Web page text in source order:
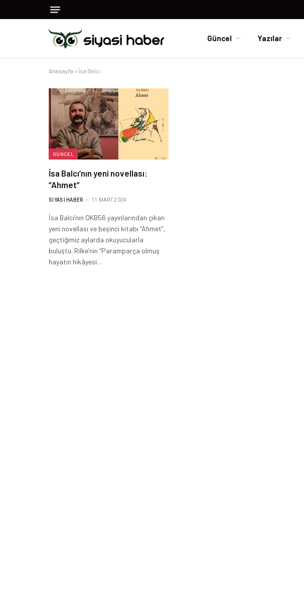
Güncel Yazılar
Anasayfa » İsa Balcı
GÜNCEL
İsa Balcı’nın yeni novellası:
“Ahmet”
SIYASI HABER 11 MART 2024
İsa Balcı’nın OKB56 yayınlarından çıkan
yeni novellası ve beşinci kitabı “Ahmet”,
geçtiğimiz aylarda okuyucularla
buluştu. Rilke’nin “Paramparça olmuş
hayatın hikâyesi…